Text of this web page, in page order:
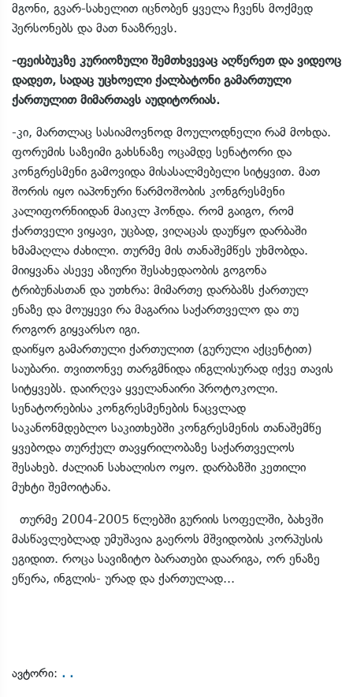
მგონი, გვარ-სახელით იცნობენ ყველა ჩვენს მოქმედ
პერსონებს და მათ ნააზრევს.
-ფეისბუკზე კურიოზული შემთხვევაც აღწერეთ და ვიდეოც
დადეთ, სადაც უცხოელი ქალბატონი გამართული
ქართულით მიმართავს აუდიტორიას.
-კი, მართლაც სასიამოვნოდ მოულოდნელი რამ მოხდა.
ფორუმის საზეიმი გახსნაზე ოცამდე სენატორი და
კონგრესმენი გამოვიდა მისასალმებელი სიტყვით. მათ
შორის იყო იაპონური წარმოშობის კონგრესმენი
კალიფორნიიდან მაიკლ ჰონდა. რომ გაიგო, რომ
ქართველი ვიყავი, უცბად, ვიღაცას დაუწყო დარბაში
ხმამაღლა ძახილი. თურმე მის თანაშემწეს უხმობდა.
მიიყვანა ასევე აზიური შესახედაობის გოგონა
ტრიბუნასთან და უთხრა: მიმართე დარბაზს ქართულ
ენაზე და მოუყევი რა მაგარია საქართველო და თუ
როგორ გიყვარსო იგი.
დაიწყო გამართული ქართულით (გურული აქცენტით)
საუბარი. თვითონვე თარგმნიდა ინგლისურად იქვე თავის
სიტყვებს. დაირღვა ყველანაირი პროტოკოლი.
სენატორებისა კონგრესმენების ნაცვლად
საკანონმდებლო საკითხებში კონგრესმენის თანაშემწე
ყვებოდა თურქულ თავყრილობაზე საქართველოს
შესახებ. ძალიან სახალისო ოყო. დარბაზში კეთილი
მუხტი შემოიტანა.
თურმე 2004-2005 წლებში გურიის სოფელში, ბახვში
მასწავლებლად უმუშავია გაეროს მშვიდობის კორპუსის
ეგიდით. როცა სავიზიტო ბარათები დაარიგა, ორ ენაზე
ეწერა, ინგლის- ურად და ქართულად...
ავტორი: . .